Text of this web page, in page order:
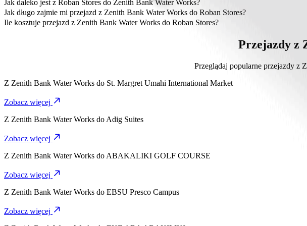
Najbardziej przystępna cenowo opcja dojazdu z Zenith Bank Water Works do Roban Stores
Jak daleko jest z Roban Stores do Zenith Bank Water Works?
Roban Stores znajduje się około 3,9 km od Zenith Bank Water Works.
Jak długo zajmie mi przejazd z Zenith Bank Water Works do Roban Stores?
Dojazd z Zenith Bank Water Works do Roban Stores Bolt zajmie ok. 8 min.
Ile kosztuje przejazd z Zenith Bank Water Works do Roban Stores?
Przejazdy z
Przeglądaj popularne przejazdy z
Z Zenith Bank Water Works do St. Margret Umahi International Market
Zobacz więcej
Z Zenith Bank Water Works do Adig Suites
Zobacz więcej
Z Zenith Bank Water Works do ABAKALIKI GOLF COURSE
Zobacz więcej
Z Zenith Bank Water Works do EBSU Presco Campus
Zobacz więcej